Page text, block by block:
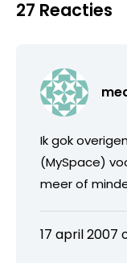
27 Reacties
Ik gok
(MySpace)
meer of
17 april 2007